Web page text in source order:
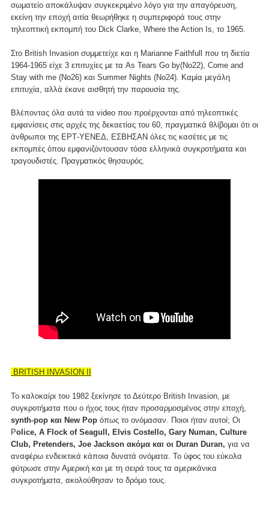
σωματείο αποκάλυψαν συγκεκριμένο λόγο για την απαγόρευση,
εκείνη την εποχή αιτία θεωρήθηκε η συμπεριφορά τους στην
τηλεοπτική εκπομπή του Dick Clarke, Where the Action Is, το 1965.
Στο British Invasion συμμετείχε και η Marianne Faithfull που τη διετία
1964-1965 είχε 3 επιτυχίες με τα As Tears Go by(No22), Come and
Stay with me (No26) και Summer Nights (No24). Καμία μεγάλη
επιτυχία, αλλά έκανε αισθητή την παρουσία της.
Βλέποντας όλα αυτά τα video που προέρχονται από τηλεοπτικές
εμφανίσεις στις αρχές της δεκαετίας του 60, πραγματικά θλίβομαι ότι οι
άνθρωποι της ΕΡΤ-ΥΕΝΕΔ, ΕΣΒΗΣΑΝ όλες τις κασέτες με τις
εκπομπές όπου εμφανιζόντουσαν τόσα ελληνικά συγκροτήματα και
τραγουδιστές. Πραγματικός θησαυρός.
BRITISH INVASION II
Το καλοκαίρι του 1982 ξεκίνησε το Δεύτερο British Invasion, με
συγκροτήματα που ο ήχος τους ήταν προσαρμοσμένος στην εποχή,
synth-pop και New Pop όπως το ονόμασαν. Ποιοι ήταν αυτοί; Οι
Police, A Flock of Seagull, Elvis Costello, Gary Numan, Culture
Club, Pretenders, Joe Jackson ακόμα και οι Duran Duran, για να
αναφέρω ενδεικτικά κάποια δυνατά ονόματα. Το ύφος του εύκολα
φύτρωσε στην Αμερική και με τη σειρά τους τα αμερικάνικα
συγκροτήματα, ακολούθησαν το δρόμο τους.